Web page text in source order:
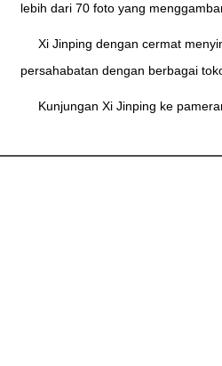
lebih dari 70 foto yang
Xi Jinping dengan cermat
persahabatan dengan berbagai
Kunjungan Xi Jinping ke